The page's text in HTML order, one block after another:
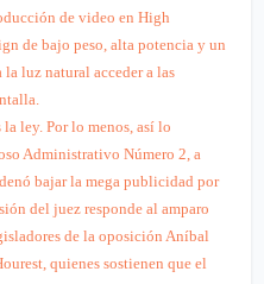
de video en High
de bajo peso, alta potencia y un
luz natural acceder a las
ley. Por lo menos, así lo
Administrativo Número 2, a
bajar la mega publicidad por
del juez responde al amparo
de la oposición Aníbal
quienes sostienen que el